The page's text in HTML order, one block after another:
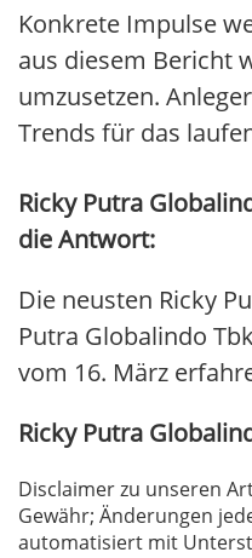
Konkrete Impulse
aus diesem Bericht
umzusetzen.
Trends für das
Ricky Putra
die Antwort:
Die neusten Ricky
Putra Globalindo
vom 16. März
Ricky Putra
Disclaimer zu unseren
Gewähr; Änderungen
automatisiert mit